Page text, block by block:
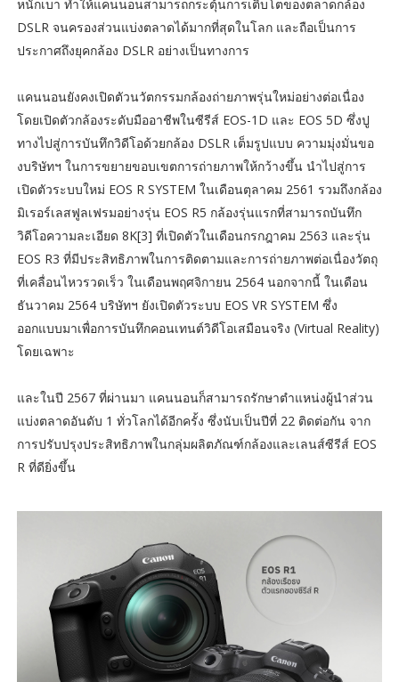
หนักเบา ทำให้แคนนอนสามารถกระตุ้นการเติบโตของตลาดกล้อง
DSLR จนครองส่วนแบ่งตลาดได้มากที่สุดในโลก และถือเป็นการ
ประกาศถึงยุคกล้อง DSLR อย่างเป็นทางการ
แคนนอนยังคงเปิดตัวนวัตกรรมกล้องถ่ายภาพรุ่นใหม่อย่างต่อเนื่อง
โดยเปิดตัวกล้องระดับมืออาชีพในซีรีส์ EOS-1D และ EOS 5D ซึ่งปู
ทางไปสู่การบันทึกวิดีโอด้วยกล้อง DSLR เต็มรูปแบบ ความมุ่งมั่นขอ
งบริษัทฯ ในการขยายขอบเขตการถ่ายภาพให้กว้างขึ้น นำไปสู่การ
เปิดตัวระบบใหม่ EOS R SYSTEM ในเดือนตุลาคม 2561 รวมถึงกล้อง
มิเรอร์เลสฟูลเฟรมอย่างรุ่น EOS R5 กล้องรุ่นแรกที่สามารถบันทึก
วิดีโอความละเอียด 8K[3] ที่เปิดตัวในเดือนกรกฎาคม 2563 และรุ่น
EOS R3 ที่มีประสิทธิภาพในการติดตามและการถ่ายภาพต่อเนื่องวัตถุ
ที่เคลื่อนไหวรวดเร็ว ในเดือนพฤศจิกายน 2564 นอกจากนี้ ในเดือน
ธันวาคม 2564 บริษัทฯ ยังเปิดตัวระบบ EOS VR SYSTEM ซึ่ง
ออกแบบมาเพื่อการบันทึกคอนเทนต์วิดีโอเสมือนจริง (Virtual Reality)
โดยเฉพาะ
และในปี 2567 ที่ผ่านมา แคนนอนก็สามารถรักษาตำแหน่งผู้นำส่วน
แบ่งตลาดอันดับ 1 ทั่วโลกได้อีกครั้ง ซึ่งนับเป็นปีที่ 22 ติดต่อกัน จาก
การปรับปรุงประสิทธิภาพในกลุ่มผลิตภัณฑ์กล้องและเลนส์ซีรีส์ EOS
R ที่ดียิ่งขึ้น